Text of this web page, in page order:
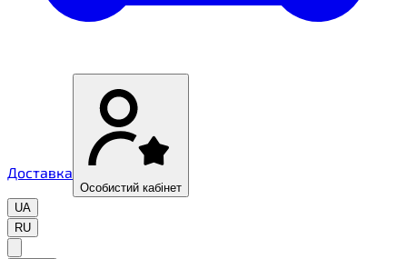
Доставка
Особистий кабінет
UA
RU